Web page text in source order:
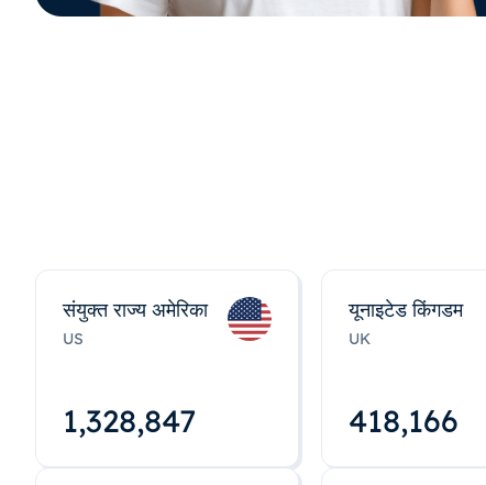
संयुक्त राज्य अमेरिका
US
1,328,848
यूनाइटेड किंगडम
UK
418,167